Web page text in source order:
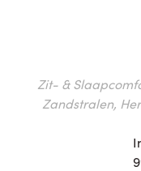
Zit- &
Zandstralen,